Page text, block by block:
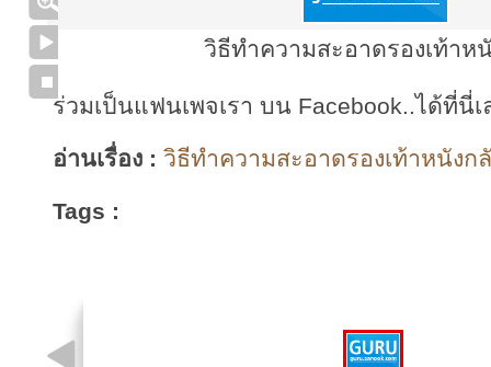
วิธีทำความสะอาดรองเท้าห
ร่วมเป็นแฟนเพจเรา บน Facebook..ได้ที่นี่เ
อ่านเรื่อง : วิธีทำความสะอาดรองเท้าหนัง
Tags :